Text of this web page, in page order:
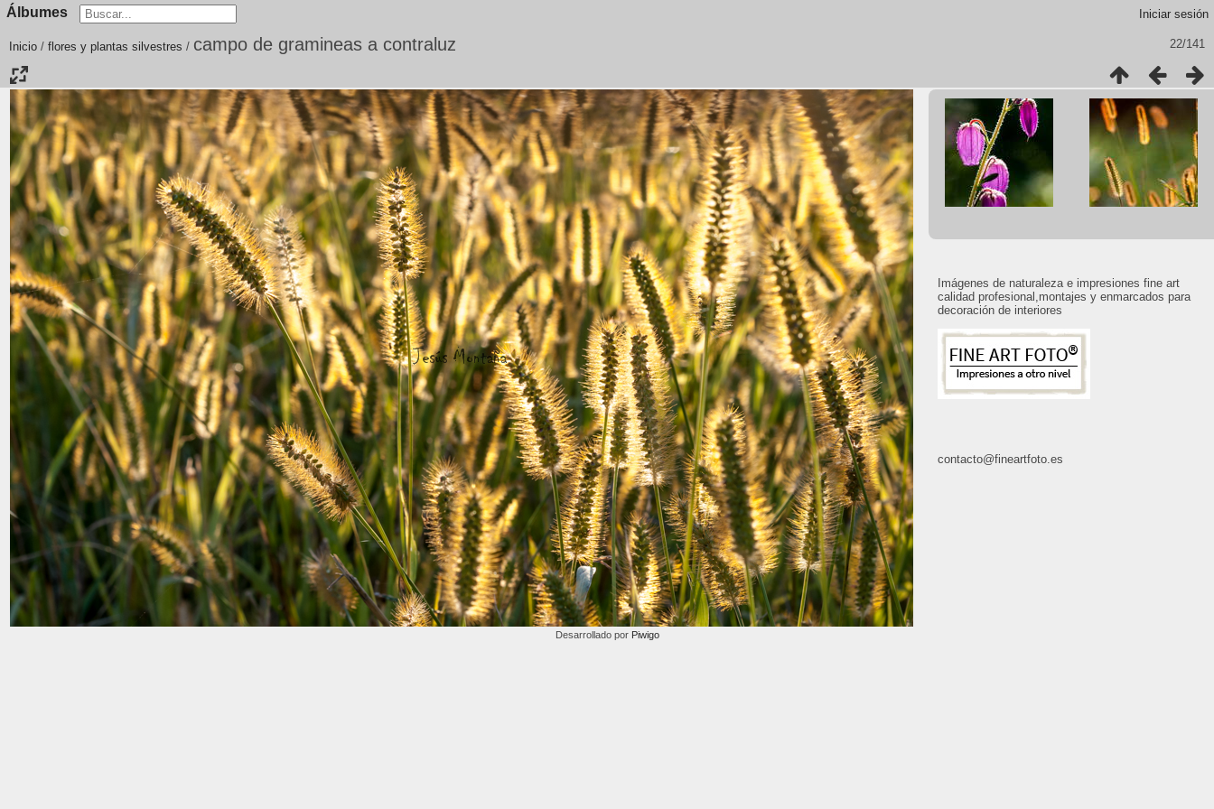
Álbumes Iniciar sesión
22/141
Inicio / flores y plantas silvestres / campo de gramineas a contraluz
Imágenes de naturaleza e impresiones fine art
calidad profesional,montajes y enmarcados para
decoración de interiores
contacto@fineartfoto.es
Desarrollado por Piwigo